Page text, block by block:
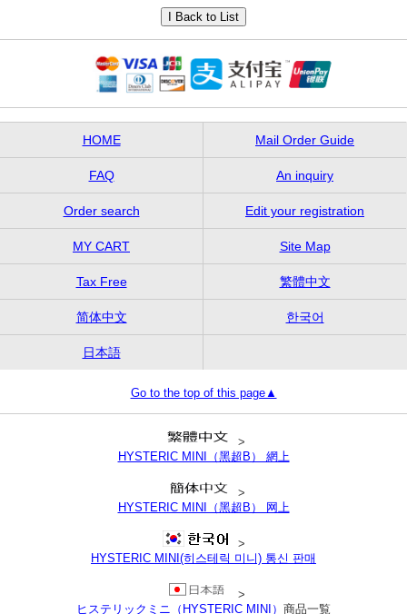
HOME Mail Order Guide
FAQ An inquiry
Order search Edit your registration
MY CART Site Map
Tax Free 繁體中文
简体中文 한국어
日本語
Go to the top of this page▲
>
HYSTERIC MINI（黑超B） 網上
>
HYSTERIC MINI（黑超B） 网上
>
HYSTERIC MINI(히스테릭 미니) 통신 판매
>
ヒステリックミニ（HYSTERIC MINI） 商品一覧